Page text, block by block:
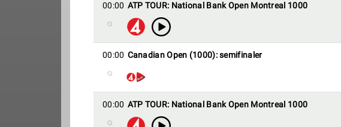
00:00 ATP TOUR: National Bank Open Montreal 1000
00:00 Canadian Open (1000): semifinaler
00:00 ATP TOUR: National Bank Open Montreal 1000